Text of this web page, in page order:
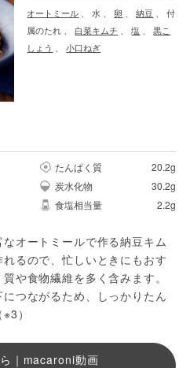
オートミール 、水 、 卵 、納豆 、付
属のたれ 、白菜キムチ 、塩 、黒こ
しょう 、小口ねぎ
たんぱく質
20.2g
炭水化物
30.2g
食塩相当量 2.2g
オートミールで作る納豆キム
るので、忙しいときにもおす
や食物繊維を多く含みます。
つながるため、しっかりたん
）
｜macaroni動画